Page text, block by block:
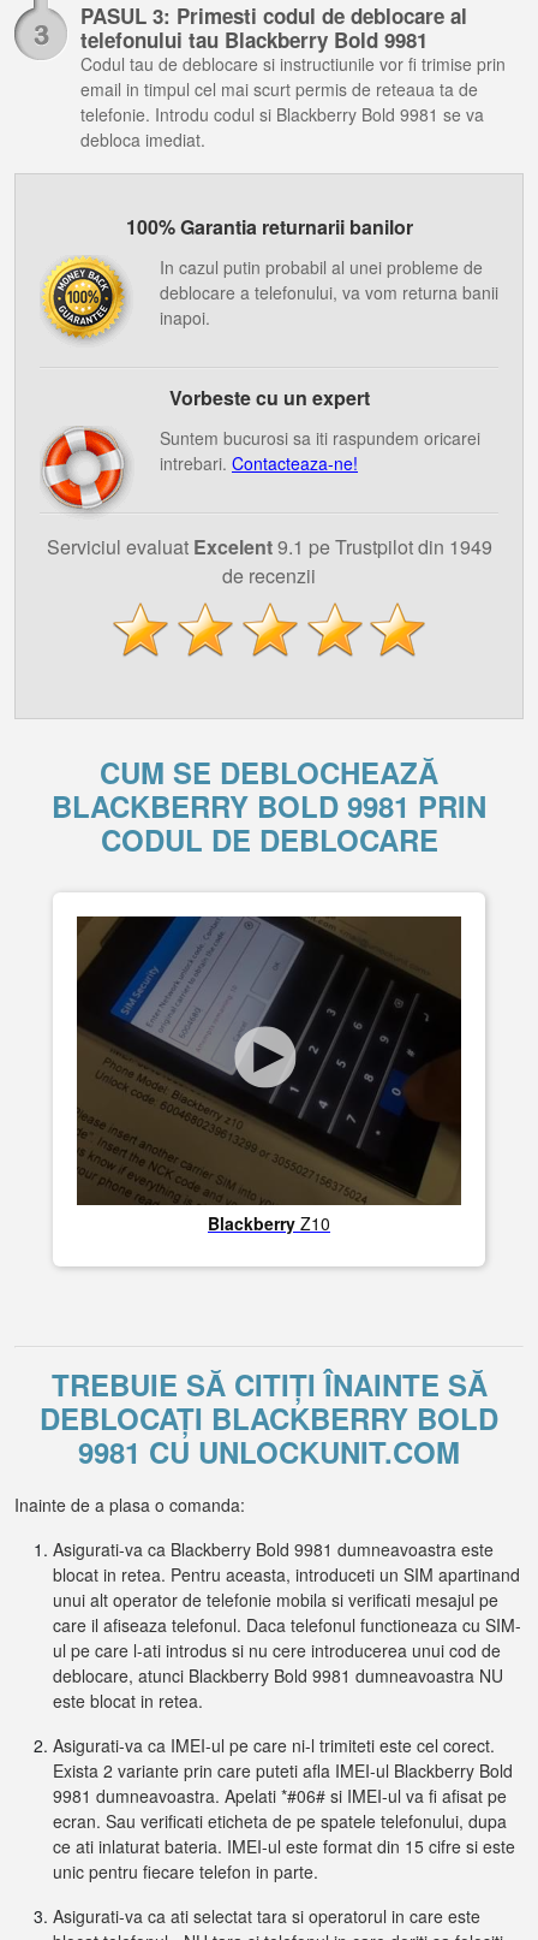
PASUL 3: Primesti codul de deblocare al
telefonului tau Blackberry Bold 9981
Codul tau de deblocare si instructiunile vor fi trimise prin
email in timpul cel mai scurt permis de reteaua ta de
telefonie. Introdu codul si Blackberry Bold 9981 se va
debloca imediat.
100% Garantia returnarii banilor
In cazul putin probabil al unei probleme de
deblocare a telefonului, va vom returna banii
inapoi.
Vorbeste cu un expert
Suntem bucurosi sa iti raspundem oricarei
intrebari. Contacteaza-ne!
Serviciul evaluat Excelent9.1 pe Trustpilot din 1949
de recenzii
CUM SE DEBLOCHEAZĂ
BLACKBERRY BOLD 9981 PRIN
CODUL DE DEBLOCARE
Blackberry Z10
TREBUIE SĂ CITIȚI ÎNAINTE SĂ
DEBLOCAȚI BLACKBERRY BOLD
9981 CU UNLOCKUNIT.COM
Inainte de a plasa o comanda:
Asigurati-va ca Blackberry Bold 9981 dumneavoastra este
blocat in retea. Pentru aceasta, introduceti un SIM apartinand
unui alt operator de telefonie mobila si verificati mesajul pe
care il afiseaza telefonul. Daca telefonul functioneaza cu SIM-
ul pe care l-ati introdus si nu cere introducerea unui cod de
deblocare, atunci Blackberry Bold 9981 dumneavoastra NU
este blocat in retea.
Asigurati-va ca IMEI-ul pe care ni-l trimiteti este cel corect.
Exista 2 variante prin care puteti afla IMEI-ul Blackberry Bold
9981 dumneavoastra. Apelati *#06# si IMEI-ul va fi afisat pe
ecran. Sau verificati eticheta de pe spatele telefonului, dupa
ce ati inlaturat bateria. IMEI-ul este format din 15 cifre si este
unic pentru fiecare telefon in parte.
Asigurati-va ca ati selectat tara si operatorul in care este